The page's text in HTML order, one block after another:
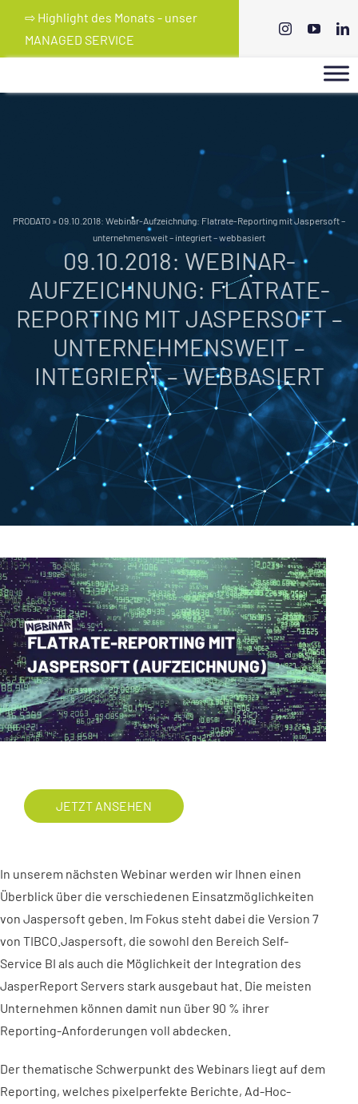
content
⇨ Highlight des Monats - unser
MANAGED SERVICE
PRODATO »09.10.2018: Webinar-Aufzeichnung: Flatrate-Reporting mit Jaspersoft –
unternehmensweit – integriert – webbasiert
09.10.2018: WEBINAR-
AUFZEICHNUNG: FLATRATE-
REPORTING MIT JASPERSOFT –
UNTERNEHMENSWEIT –
INTEGRIERT – WEBBASIERT
JETZT ANSEHEN
In unserem nächsten Webinar werden wir Ihnen einen
Überblick über die verschiedenen Einsatzmöglichkeiten
von Jaspersoft geben. Im Fokus steht dabei die Version 7
von TIBCO.Jaspersoft, die sowohl den Bereich Self-
Service BI als auch die Möglichkeit der Integration des
JasperReport Servers stark ausgebaut hat. Die meisten
Unternehmen können damit nun über 90 % ihrer
Reporting-Anforderungen voll abdecken.
Der thematische Schwerpunkt des Webinars liegt auf dem
Reporting, welches pixelperfekte Berichte, Ad-Hoc-